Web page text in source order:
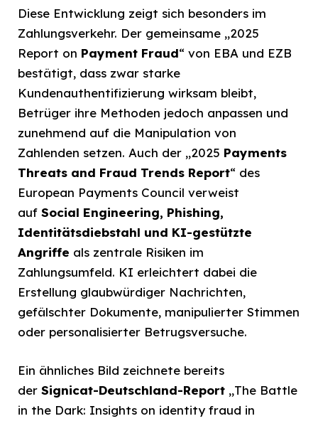
Diese Entwicklung zeigt sich besonders im
Zahlungsverkehr. Der gemeinsame „2025
Report on Payment Fraud“ von EBA und EZB
bestätigt, dass zwar starke
Kundenauthentifizierung wirksam bleibt,
Betrüger ihre Methoden jedoch anpassen und
zunehmend auf die Manipulation von
Zahlenden setzen. Auch der „2025 Payments
Threats and Fraud Trends Report“ des
European Payments Council verweist
auf Social Engineering, Phishing,
Identitätsdiebstahl und KI-gestützte
Angriffe als zentrale Risiken im
Zahlungsumfeld. KI erleichtert dabei die
Erstellung glaubwürdiger Nachrichten,
gefälschter Dokumente, manipulierter Stimmen
oder personalisierter Betrugsversuche.
Ein ähnliches Bild zeichnete bereits
der Signicat-Deutschland-Report „The Battle
in the Dark: Insights on identity fraud in